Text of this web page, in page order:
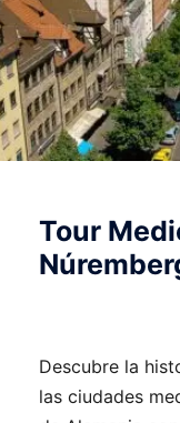
Tour
Descubre la
las ciudades